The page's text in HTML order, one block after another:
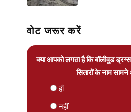
वोट जरूर करें
क्या आपको लगता है कि बॉलीवुड
सितारों के नाम
हाँ
नहीं